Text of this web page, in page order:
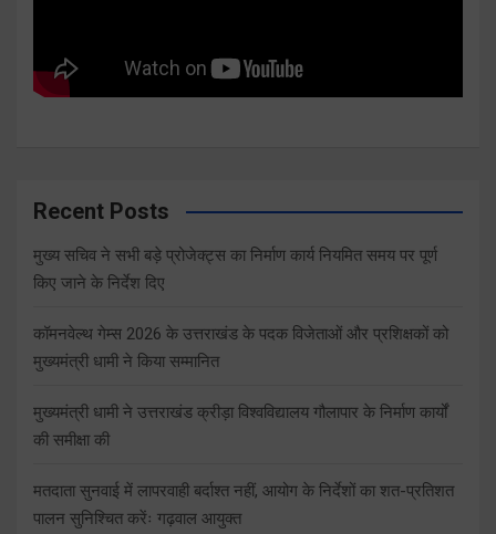
Recent Posts
मुख्य सचिव ने सभी बड़े प्रोजेक्ट्स का निर्माण कार्य नियमित समय पर पूर्ण
किए जाने के निर्देश दिए
कॉमनवेल्थ गेम्स 2026 के उत्तराखंड के पदक विजेताओं और प्रशिक्षकों को
मुख्यमंत्री धामी ने किया सम्मानित
मुख्यमंत्री धामी ने उत्तराखंड क्रीड़ा विश्वविद्यालय गौलापार के निर्माण कार्यों
की समीक्षा की
मतदाता सुनवाई में लापरवाही बर्दाश्त नहीं, आयोग के निर्देशों का शत-प्रतिशत
पालन सुनिश्चित करेंः गढ़वाल आयुक्त